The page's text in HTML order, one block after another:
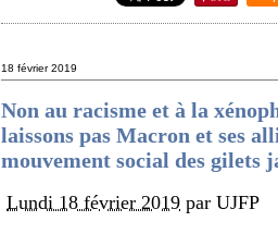
18 février 2019
Non au racisme et à la
laissons pas Macron et ses
mouvement social des gilets
Lundi 18 février 2019 par UJFP